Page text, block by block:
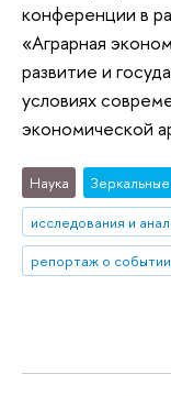
конференции в
«Аграрная
развитие и
условиях
экономической
Наука
исследования и
репортаж о событии